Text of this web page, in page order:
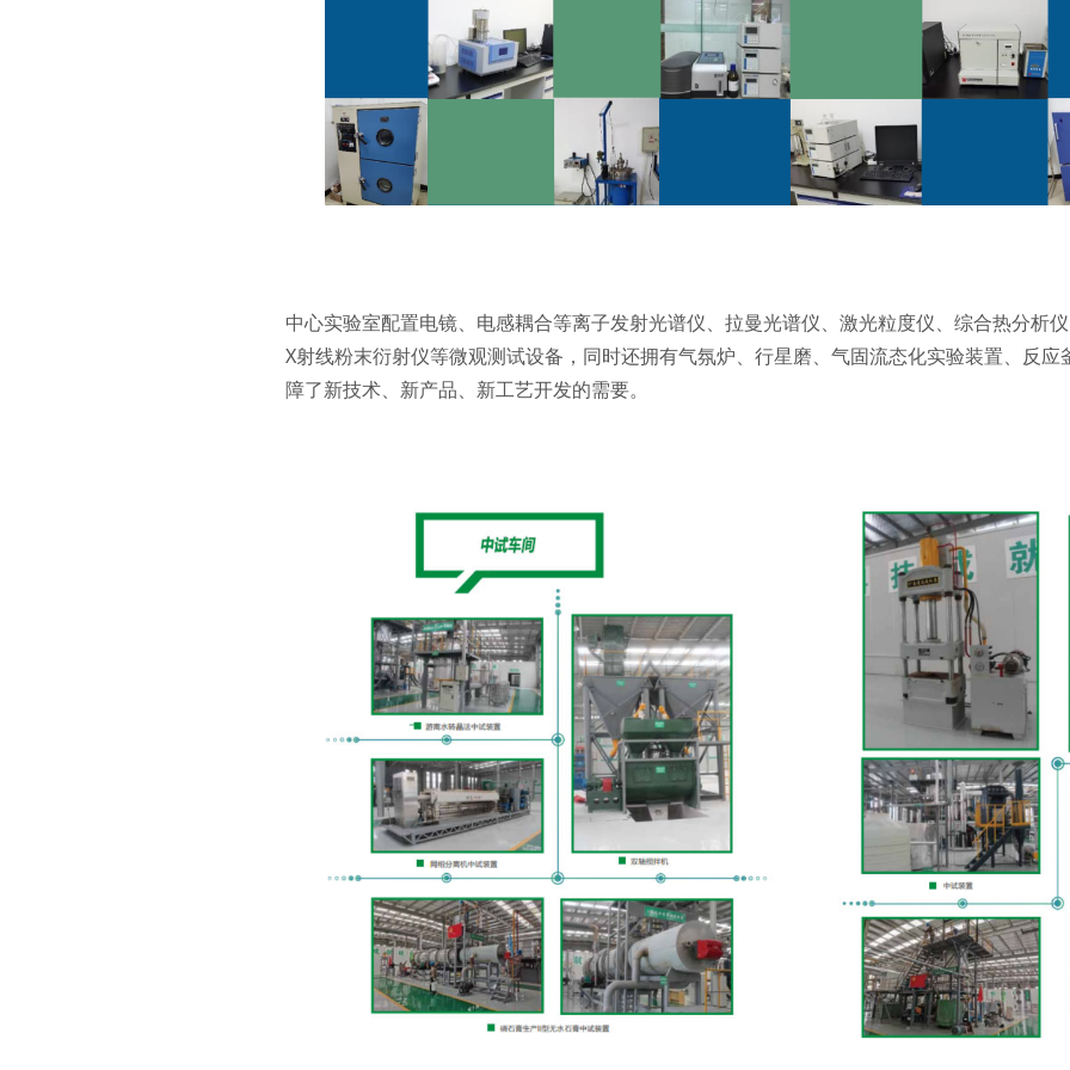
中心实验室配置电镜、电感耦合等离子发射光谱仪、拉曼光谱仪、激光粒度仪、综合热分析
X射线粉末衍射仪等微观测试设备，同时还拥有气氛炉、行星磨、气固流态化实验装置、反
障了新技术、新产品、新工艺开发的需要。